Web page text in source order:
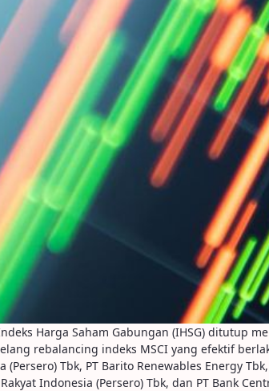
Harga Saham Gabungan (IHSG) ditutup
rebalancing indeks MSCI yang efektif
(Persero) Tbk, PT Barito Renewables Energy
Indonesia (Persero) Tbk, dan PT Bank